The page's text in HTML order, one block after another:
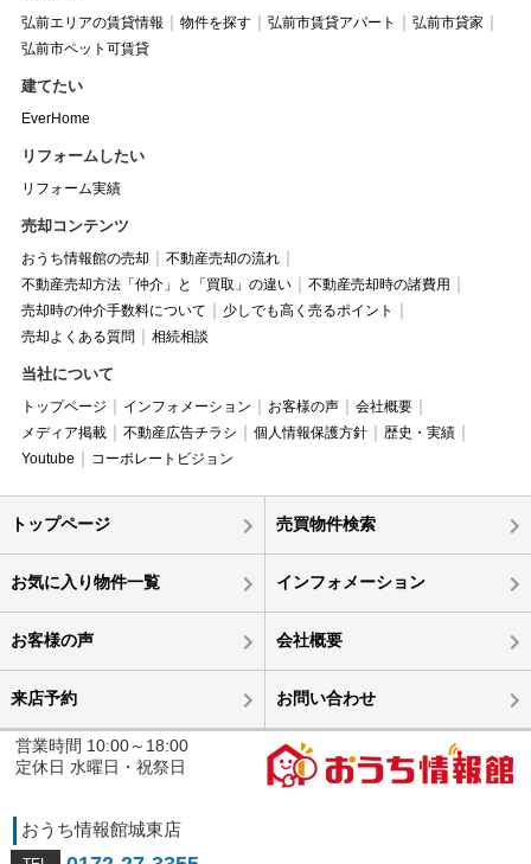
弘前エリアの賃貸情報 物件を探す 弘前市賃貸アパート
弘前市貸家
弘前市ペット可賃貸
建てたい
EverHome
リフォームしたい
リフォーム実績
売却コンテンツ
おうち情報館の売却
不動産売却の流れ
不動産売却方法「仲介」と「買取」の違い
不動産売却時の諸費用
売却時の仲介手数料について
少しでも高く売るポイント
売却よくある質問
相続相談
当社について
トップページ インフォメーション お客様の声
会社概要
メディア掲載
不動産広告チラシ 個人情報保護方針
歴史・実績
Youtube
コーポレートビジョン
トップページ 売買物件検索
お気に入り物件一覧 インフォメーション
お客様の声 会社概要
来店予約 お問い合わせ
営業時間 10:00～18:00
定休日 水曜日・祝祭日
おうち情報館城東店